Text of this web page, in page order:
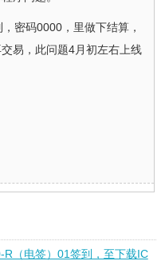
密码0000，里做下结算，
易，此问题4月初左右上线
（电签）01签到，至下载IC